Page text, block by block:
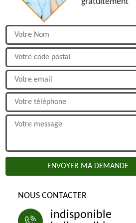
NOUS CONTACTER
indisponible